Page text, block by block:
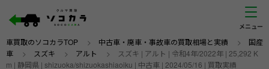
車買取のソコカラTOP > 中古車・廃車・事故車の買取相場と実績 > 国産
車 > スズキ > アルト >
スズキ | アルト | 令和4年/2022年 | 25,292 K
m | 静岡県 | shizuoka/shizuokashiaoiku | 中古車 | 2024/05/16 | 買取実績